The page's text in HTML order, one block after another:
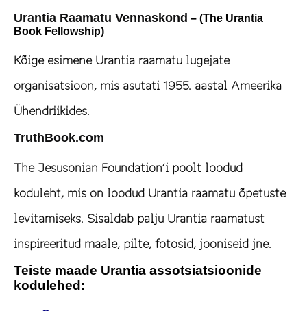
Urantia Raamatu Vennaskond – (The Urantia
Book Fellowship)
Kõige esimene Urantia raamatu lugejate
organisatsioon, mis asutati 1955. aastal Ameerika
Ühendriikides.
TruthBook.com
The Jesusonian Foundation’i poolt loodud
koduleht, mis on loodud Urantia raamatu õpetuste
levitamiseks. Sisaldab palju Urantia raamatust
inspireeritud maale, pilte, fotosid, jooniseid jne.
Teiste maade Urantia assotsiatsioonide
kodulehed: